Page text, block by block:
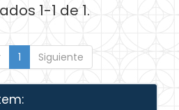
1-1 de 1.
1 Siguiente